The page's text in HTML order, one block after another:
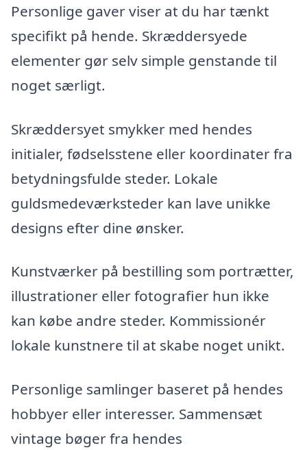
Personlige gaver viser at du har tænkt
specifikt på hende. Skræddersyede
elementer gør selv simple genstande til
noget særligt.
Skræddersyet smykker med hendes
initialer, fødselsstene eller koordinater fra
betydningsfulde steder. Lokale
guldsmedeværksteder kan lave unikke
designs efter dine ønsker.
Kunstværker på bestilling som portrætter,
illustrationer eller fotografier hun ikke
kan købe andre steder. Kommissionér
lokale kunstnere til at skabe noget unikt.
Personlige samlinger baseret på hendes
hobbyer eller interesser. Sammensæt
vintage bøger fra hendes